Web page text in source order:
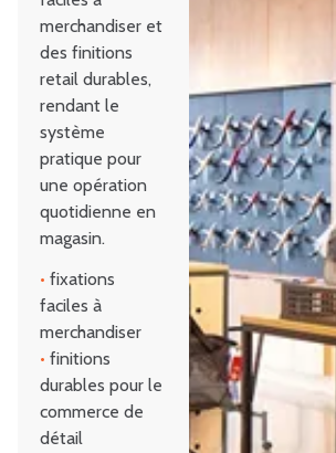
merchandiser et
des finitions
retail durables,
rendant le
système
pratique pour
une opération
quotidienne en
magasin.
• fixations
faciles à
merchandiser
• finitions
durables pour le
commerce de
détail